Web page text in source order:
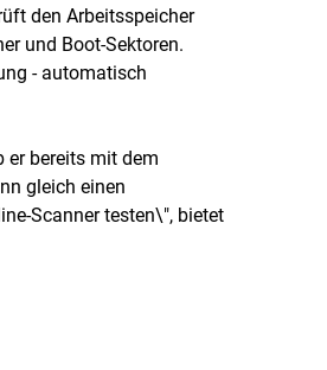
den Arbeitsspeicher
und Boot-Sektoren.
- automatisch
er bereits mit dem
gleich einen
Scanner testen\", bietet